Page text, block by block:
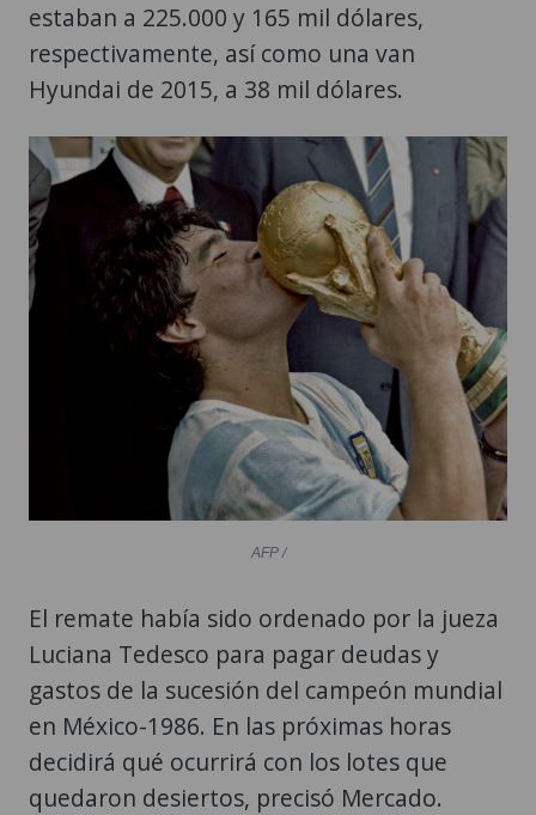
estaban a 225.000 y 165 mil dólares,
respectivamente, así como una van
Hyundai de 2015, a 38 mil dólares.
AFP /
El remate había sido ordenado por la jueza
Luciana Tedesco para pagar deudas y
gastos de la sucesión del campeón mundial
en México-1986. En las próximas horas
decidirá qué ocurrirá con los lotes que
quedaron desiertos, precisó Mercado.